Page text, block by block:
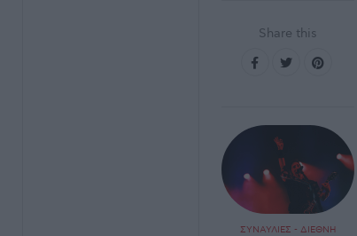
Share this
ΣΥΝΑΥΛΙΕΣ - ΔΙΕΘΝΗ